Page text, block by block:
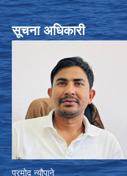
सूचना अधिकारी
प्रमोद न्यौपाने